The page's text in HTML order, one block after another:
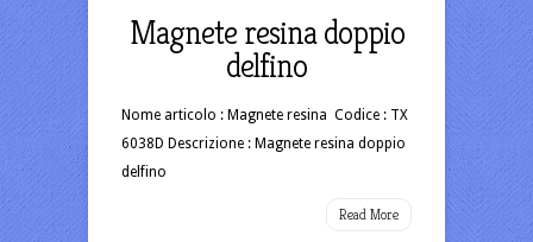
Magnete resina doppio
delfino
Nome articolo : Magnete resina Codice : TX
6038D Descrizione : Magnete resina doppio
delfino
Read More